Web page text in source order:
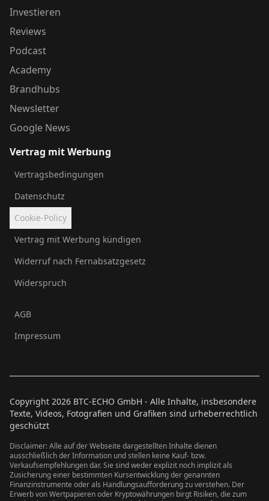
Investieren
Reviews
Podcast
Academy
Brandhubs
Newsletter
Google News
Vertrag mit Werbung
Vertragsbedingungen
Datenschutz
Cookie-Policy
Vertrag mit Werbung kündigen
Widerruf nach Fernabsatzgesetz
Widerspruch
AGB
Impressum
Copyright 2026 BTC-ECHO GmbH - Alle Inhalte, insbesondere
Texte, Videos, Fotografien und Grafiken sind urheberrechtlich
geschützt
Disclaimer: Alle auf der Webseite dargestellten Inhalte dienen
ausschließlich der Information und stellen keine Kauf- bzw.
Verkaufsempfehlungen dar. Sie sind weder explizit noch implizit als
Zusicherung einer bestimmten Kursentwicklung der genannten
Finanzinstrumente oder als Handlungsaufforderung zu verstehen. Der
Erwerb von Wertpapieren oder Kryptowährungen birgt Risiken, die zum